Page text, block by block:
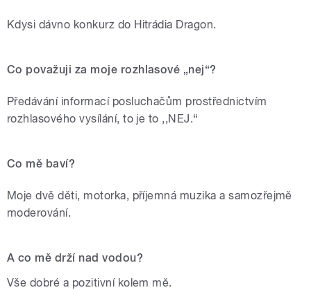
Kdysi dávno konkurz do Hitrádia Dragon.
Co považuji za moje rozhlasové „nej“?
Předávání informací posluchačům prostřednictvím
rozhlasového vysílání, to je to ,,NEJ.“
Co mě baví?
Moje dvě děti, motorka, příjemná muzika a samozřejmě
moderování.
A co mě drží nad vodou?
Vše dobré a pozitivní kolem mě.